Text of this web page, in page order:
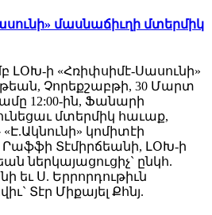
մասնաճիւղի մտերմիկ
ի «Հռիփսիմէ-Սասունի»
Չորեքշաբթի, 30 Մարտ
12:00-ին, Ֆանարի
մտերմիկ հաւաք,
կոմիտէի
Րաֆֆի Տէմիրճեանի, ԼՕԽ-ի
ներկայացուցիչ` ընկհ.
եւ Ս. Երրորդութիւն
Տէր Միքայել Քհնյ.